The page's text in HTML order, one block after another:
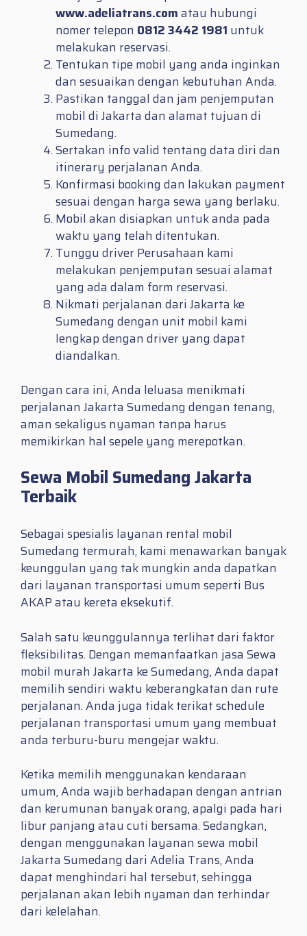
www.adeliatrans.comatau hubungi
nomer telepon 0812 3442 1981 untuk
melakukan reservasi.
Tentukan tipe mobil yang anda inginkan
dan sesuaikan dengan kebutuhan Anda.
Pastikan tanggal dan jam penjemputan
mobil di Jakarta dan alamat tujuan di
Sumedang.
Sertakan info valid tentang data diri dan
itinerary perjalanan Anda.
Konfirmasi booking dan lakukan payment
sesuai dengan harga sewa yang berlaku.
Mobil akan disiapkan untuk anda pada
waktu yang telah ditentukan.
Tunggu driver Perusahaan kami
melakukan penjemputan sesuai alamat
yang ada dalam form reservasi.
Nikmati perjalanan dari Jakarta ke
Sumedang dengan unit mobil kami
lengkap dengan driver yang dapat
diandalkan.
Dengan cara ini, Anda leluasa menikmati
perjalanan Jakarta Sumedang dengan tenang,
aman sekaligus nyaman tanpa harus
memikirkan hal sepele yang merepotkan.
Sewa Mobil Sumedang Jakarta
Terbaik
Sebagai spesialis layanan rental mobil
Sumedang termurah, kami menawarkan banyak
keunggulan yang tak mungkin anda dapatkan
dari layanan transportasi umum seperti Bus
AKAP atau kereta eksekutif.
Salah satu keunggulannya terlihat dari faktor
fleksibilitas. Dengan memanfaatkan jasa Sewa
mobil murah Jakarta ke Sumedang, Anda dapat
memilih sendiri waktu keberangkatan dan rute
perjalanan. Anda juga tidak terikat schedule
perjalanan transportasi umum yang membuat
anda terburu-buru mengejar waktu.
Ketika memilih menggunakan kendaraan
umum, Anda wajib berhadapan dengan antrian
dan kerumunan banyak orang, apalgi pada hari
libur panjang atau cuti bersama. Sedangkan,
dengan menggunakan layanan sewa mobil
Jakarta Sumedang dari Adelia Trans, Anda
dapat menghindari hal tersebut, sehingga
perjalanan akan lebih nyaman dan terhindar
dari kelelahan.